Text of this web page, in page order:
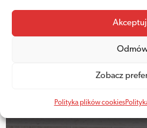
Zobacz
Polityka plików cookies
Aktualne
biletów